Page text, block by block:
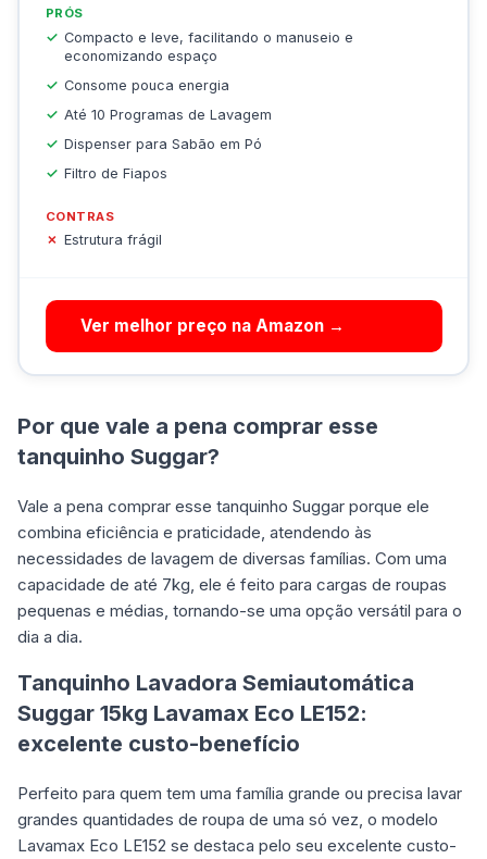
PRÓS
Compacto e leve, facilitando o manuseio e
economizando espaço
Consome pouca energia
Até 10 Programas de Lavagem
Dispenser para Sabão em Pó
Filtro de Fiapos
CONTRAS
Estrutura frágil
Ver melhor preço na Amazon →
Por que vale a pena comprar esse
tanquinho Suggar?
Vale a pena comprar esse tanquinho Suggar porque ele
combina eficiência e praticidade, atendendo às
necessidades de lavagem de diversas famílias. Com uma
capacidade de até 7kg, ele é feito para cargas de roupas
pequenas e médias, tornando-se uma opção versátil para o
dia a dia.
Tanquinho Lavadora Semiautomática
Suggar 15kg Lavamax Eco LE152:
excelente custo-benefício
Perfeito para quem tem uma família grande ou precisa lavar
grandes quantidades de roupa de uma só vez, o modelo
Lavamax Eco LE152 se destaca pelo seu excelente custo-